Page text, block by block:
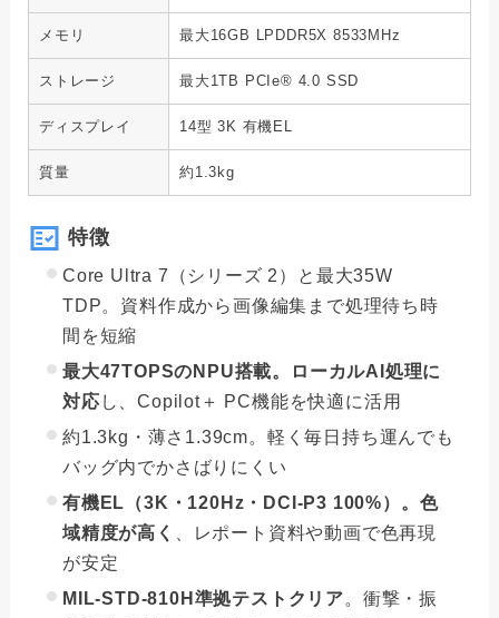
メモリ 最大16GB LPDDR5X 8533MHz
ストレージ 最大1TB PCIe® 4.0 SSD
ディスプレイ 14型 3K 有機EL
質量 約1.3kg
特徴
Core Ultra 7（シリーズ 2）と最大35W
TDP。資料作成から画像編集まで処理待ち時
間を短縮
最大47TOPSのNPU搭載。ローカルAI処理に
対応 し、Copilot＋ PC機能を快適に活用
約1.3kg・薄さ1.39cm。軽く毎日持ち運んでも
バッグ内でかさばりにくい
有機EL（3K・120Hz・DCI-P3 100%）。色
域精度が高く
、レポート資料や動画で色再現
が安定
MIL-STD-810H準拠テストクリア。衝撃・振